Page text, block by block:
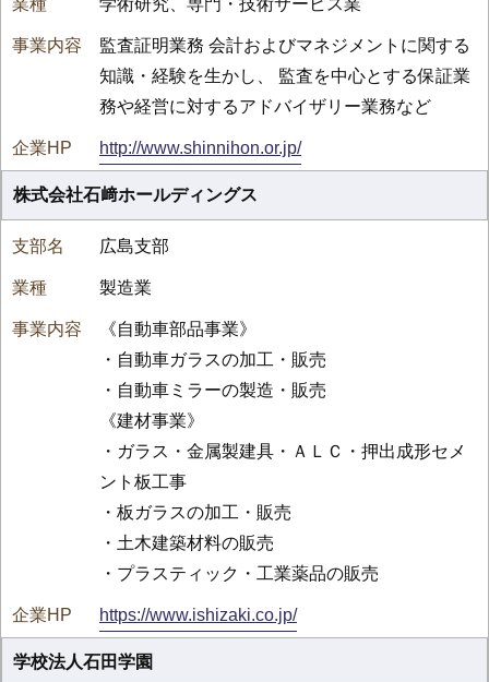
学術研究、専門・技術サービス業
監査証明業務 会計およびマネジメントに関する
知識・経験を生かし、 監査を中心とする保証業
務や経営に対するアドバイザリー業務など
http://www.shinnihon.or.jp/
株式会社石﨑ホールディングス
広島支部
製造業
《自動車部品事業》
・自動車ガラスの加工・販売
・自動車ミラーの製造・販売
《建材事業》
・ガラス・金属製建具・ＡＬＣ・押出成形セメ
ント板工事
・板ガラスの加工・販売
・土木建築材料の販売
・プラスティック・工業薬品の販売
https://www.ishizaki.co.jp/
学校法人石田学園